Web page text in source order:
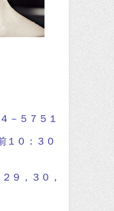
－５７５１
０：３０
９，３０，